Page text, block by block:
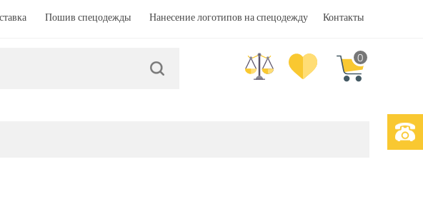
Пошив спецодежды Нанесение логотипов на спецодежду Контакты
0